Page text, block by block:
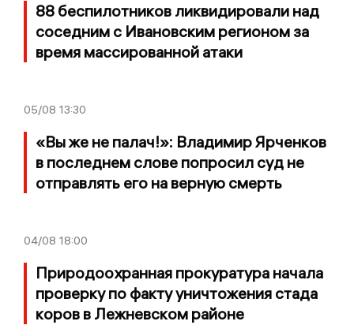
88 беспилотников ликвидировали над
соседним с Ивановским регионом за
время массированной атаки
05/08 13:30
«Вы же не палач!»: Владимир Ярченков
в последнем слове попросил суд не
отправлять его на верную смерть
04/08 18:00
Природоохранная прокуратура начала
проверку по факту уничтожения стада
коров в Лежневском районе